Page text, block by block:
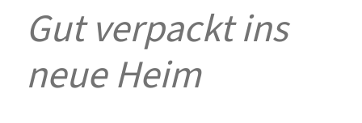
Gut verpackt ins
neue Heim